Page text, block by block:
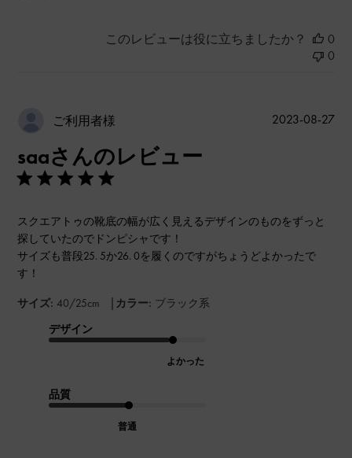
このレビューは役に立ちましたか？
0
0
ご利用者様
saaさんのレビュー
スクエアトゥの靴底の幅が広く見えるデザインのものをずっと
探していたのでドンピシャです！
サイズも普段25. 5か26. 0を履くのですがちょうどよかったで
す！
サイズ: 40/25cm | カラー: ブラック系
デザイン
よかった
品質
普通
公
2023-08-27